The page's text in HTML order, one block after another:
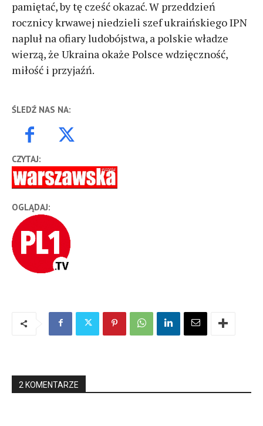
pamiętać, by tę cześć okazać. W przeddzień
rocznicy krwawej niedzieli szef ukraińskiego IPN
napluł na ofiary ludobójstwa, a polskie władze
wierzą, że Ukraina okaże Polsce wdzięczność,
miłość i przyjaźń.
ŚLEDŹ NAS NA:
CZYTAJ:
OGLĄDAJ:
2 KOMENTARZE